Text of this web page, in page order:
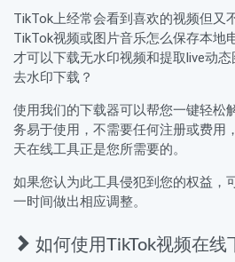
TikTok上经常会看到喜欢的视频但又
TikTok视频或图片音乐怎么保存本地
才可以下载无水印视频和提取live动
去水印下载？
使用我们的下载器可以帮您一键轻松
务易于使用，不需要任何注册或费用
天在线工具正是您所需要的。
如果您认为此工具侵犯到您的权益，
一时间做出相应调整。
如何使用TikTok视频在线